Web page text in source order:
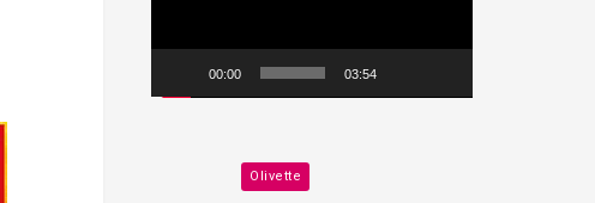
00:00 03:54
Olivette